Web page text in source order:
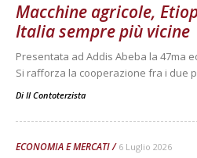
Macchine agricole,
Italia sempre più vicine
Presentata ad Addis Abeba la 47ma
Si rafforza la cooperazione fra i due
Di Il Contoterzista
ECONOMIA E MERCATI 6 Luglio 2026